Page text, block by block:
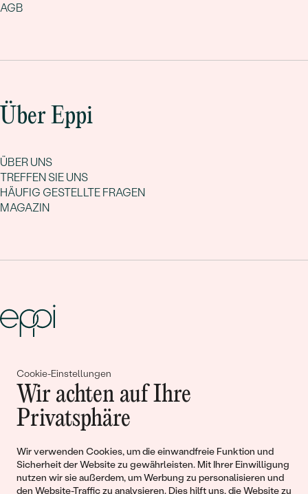
Cookie-Einstellungen
Wir achten auf Ihre
Privatsphäre
Wir verwenden Cookies, um die einwandfreie Funktion und
Sicherheit der Website zu gewährleisten. Mit Ihrer Einwilligung
nutzen wir sie außerdem, um Werbung zu personalisieren und
den Website-Traffic zu analysieren. Dies hilft uns, die Website zu
AGB
Über Eppi
ÜBER UNS
TREFFEN SIE UNS
HÄUFIG GESTELLTE FRAGEN
MAGAZIN
Gemeinsam erschaffen wir
Geschichten von Schönheit und
Liebe
Begleiten Sie uns!